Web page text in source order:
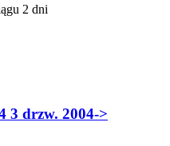
2 dni
3 drzw. 2004->